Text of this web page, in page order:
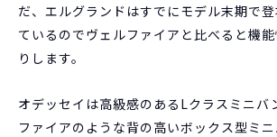
だ、エルグランドはすでにモデル末期で
ているのでヴェルファイアと比べると機
りします。
オデッセイは高級感のあるLクラスミニバ
ファイアのような背の高いボックス型ミ